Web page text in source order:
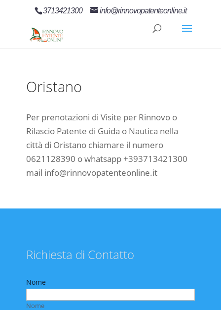
3713421300 info@rinnovopatenteonline.it
Oristano
Per prenotazioni di Visite per Rinnovo o
Rilascio Patente di Guida o Nautica nella
città di Oristano chiamare il numero
0621128390 o whatsapp +393713421300
mail info@rinnovopatenteonline.it
Richiesta di Contatto
Nome
Nome